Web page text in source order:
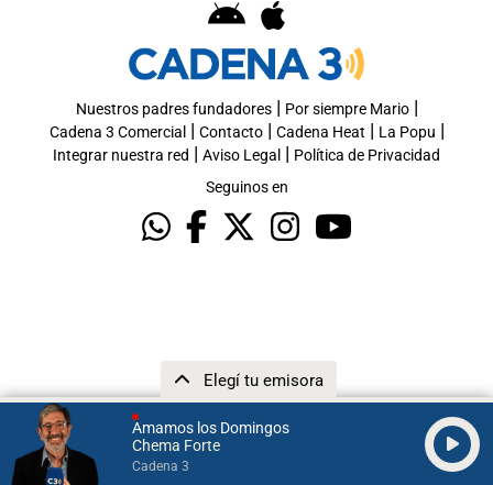
Amamos los Domingos
Chema Forte
Cadena 3
Elegí tu emisora
Nuestros padres fundadores| Por siempre Mario|
Cadena 3 Comercial | Contacto| Cadena Heat | La Popu |
Integrar nuestra red | Aviso Legal | Política de Privacidad
Seguinos en